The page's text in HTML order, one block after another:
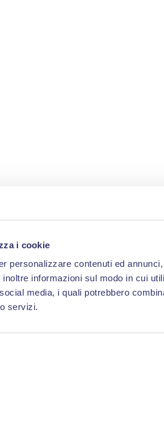
i cookie
personalizzare contenuti ed
informazioni sul modo in cui
media, i quali potrebbero
servizi.